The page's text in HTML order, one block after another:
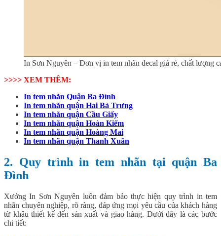
In Sơn Nguyên – Đơn vị in tem nhãn decal giá rẻ, chất lượng
>>>> XEM THÊM:
In tem nhãn Quận Ba Đình
In tem nhãn quận Hai Bà Trưng
In tem nhãn quận Cầu Giấy
In tem nhãn quận Hoàn Kiếm
In tem nhãn quận Hoàng Mai
In tem nhãn quận Thanh Xuân
2. Quy trình in tem nhãn tại quận Ba
Đình
Xưởng In Sơn Nguyên luôn đảm bảo thực hiện quy trình in tem
nhãn chuyên nghiệp, rõ ràng, đáp ứng mọi yêu cầu của khách hàng
từ khâu thiết kế đến sản xuất và giao hàng. Dưới đây là các bước
chi tiết: